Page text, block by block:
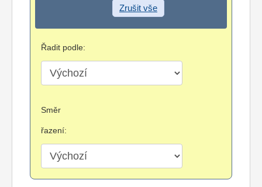
Zrušit vše
Řadit podle:
Směr
řazení: